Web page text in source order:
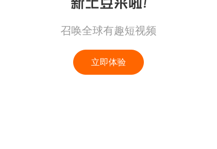
召唤全球有趣短视频
立即体验